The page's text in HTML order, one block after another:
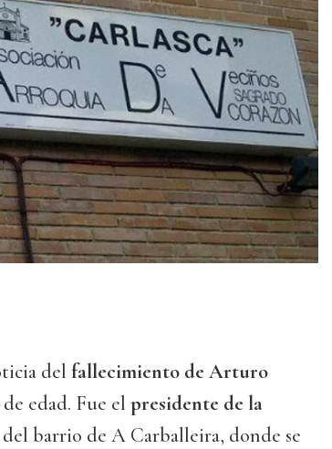
del fallecimiento de Arturo
de edad. Fue el presidente de la
del barrio de A Carballeira, donde se